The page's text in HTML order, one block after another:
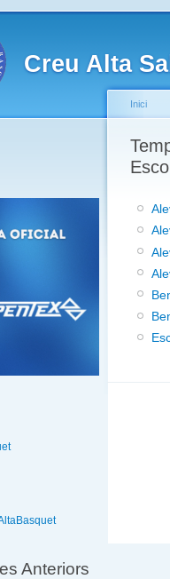
Creu Alta
Anteriors
Inici